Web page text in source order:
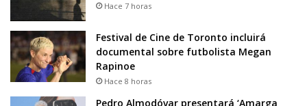
Hace 7 horas
Festival de Cine de Toronto incluirá
documental sobre futbolista Megan
Rapinoe
Hace 8 horas
Pedro Almodóvar presentará ‘Amarga